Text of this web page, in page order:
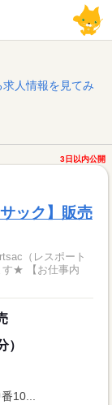
人情報を見てみ
3日以内公開
ック】販売
（レスポート
事内
）
10...